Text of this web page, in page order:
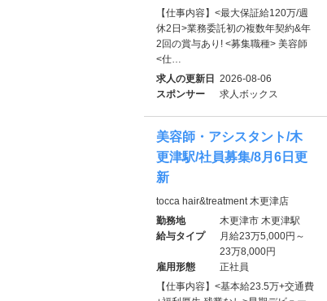
【仕事内容】<最大保証給120万/週
休2日>業務委託初の複数年契約&年
2回の賞与あり! <募集職種> 美容師
<仕…
求人の更新日 2026-08-06
スポンサー
求人ボックス
美容師・アシスタント/木
更津駅/社員募集/8月6日更
新
tocca hair&treatment 木更津店
勤務地
木更津市 木更津駅
給与タイプ
月給23万5,000円～
23万8,000円
雇用形態
正社員
【仕事内容】<基本給23.5万+交通費